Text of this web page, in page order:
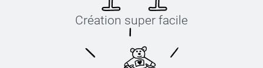
Création super facile